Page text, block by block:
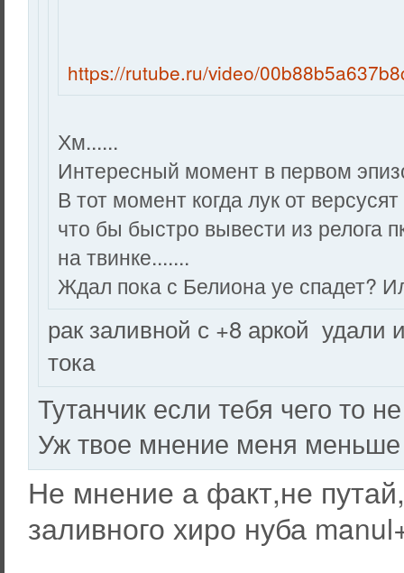
https://rutube.ru/video/
Хм......
Интересный момент в первом
В тот момент когда лук от
что бы быстро вывести из релога
на твинке.......
Ждал пока с Белиона уе спадет?
рак заливной с +8 аркой удали
тока
Тутанчик если тебя чего то
Уж твое мнение меня меньше
Не мнение а факт,не
заливного хиро нуба